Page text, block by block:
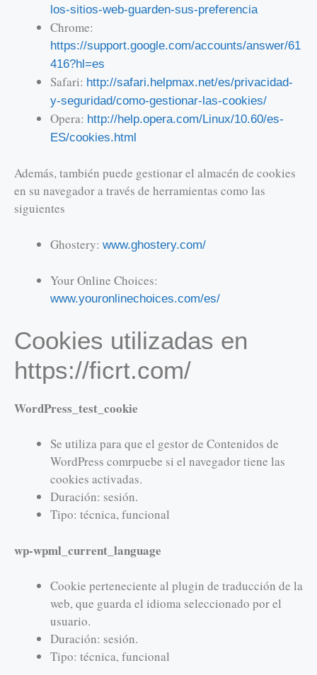
los-sitios-web-guarden-sus-preferencia
Chrome:
https://support.google.com/accounts/answer/61
416?hl=es
Safari: http://safari.helpmax.net/es/privacidad-
y-seguridad/como-gestionar-las-cookies/
Opera: http://help.opera.com/Linux/10.60/es-
ES/cookies.html
Además, también puede gestionar el almacén de cookies
en su navegador a través de herramientas como las
siguientes
Ghostery: www.ghostery.com/
Your Online Choices:
www.youronlinechoices.com/es/
Cookies utilizadas en
https://ficrt.com/
WordPress_test_cookie
Se utiliza para que el gestor de Contenidos de
WordPress comrpuebe si el navegador tiene las
cookies activadas.
Duración: sesión.
Tipo: técnica, funcional
wp-wpml_current_language
Cookie perteneciente al plugin de traducción de la
web, que guarda el idioma seleccionado por el
usuario.
Duración: sesión.
Tipo: técnica, funcional